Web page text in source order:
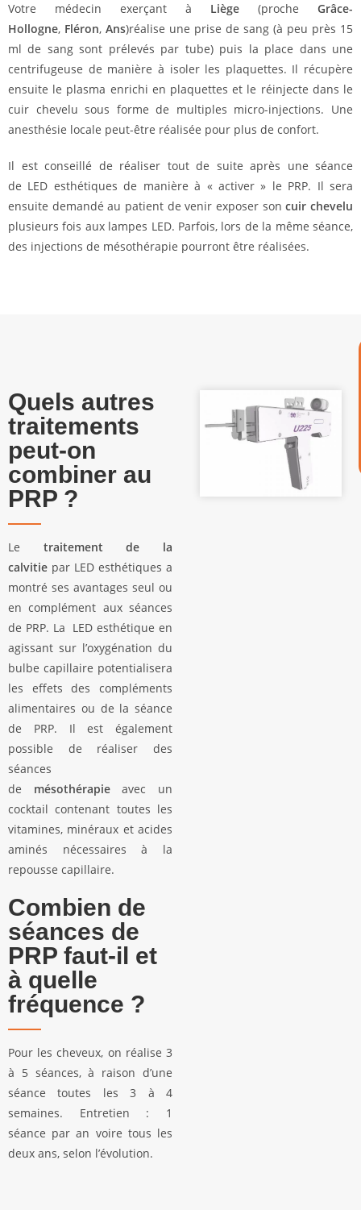
Votre médecin exerçant à Liège (proche Grâce-
Hollogne, Fléron, Ans)réalise une prise de sang (à peu près 15
ml de sang sont prélevés par tube) puis la place dans une
centrifugeuse de manière à isoler les plaquettes. Il récupère
ensuite le plasma enrichi en plaquettes et le réinjecte dans le
cuir chevelu sous forme de multiples micro-injections. Une
anesthésie locale peut-être réalisée pour plus de confort.
Il est conseillé de réaliser tout de suite après une séance
de LED esthétiques de manière à « activer » le PRP. Il sera
ensuite demandé au patient de venir exposer soncuir chevelu
plusieurs fois aux lampes LED. Parfois, lors de la même séance,
des injections de mésothérapie pourront être réalisées.
Quels autres
traitements
peut-on
combiner au
PRP ?
Le traitement de la
calvitie par LED esthétiques a
montré ses avantages seul ou
en complément aux séances
de PRP. La LED esthétique en
agissant sur l’oxygénation du
bulbe capillaire potentialisera
les effets des compléments
alimentaires ou de la séance
de PRP. Il est également
possible de réaliser des
séances
de mésothérapieavec un
cocktail contenant toutes les
vitamines, minéraux et acides
aminés nécessaires à la
repousse capillaire.
Combien de
séances de
PRP faut-il et
à quelle
fréquence ?
Pour les cheveux, on réalise 3
à 5 séances, à raison d’une
séance toutes les 3 à 4
semaines. Entretien : 1
séance par an voire tous les
deux ans, selon l’évolution.